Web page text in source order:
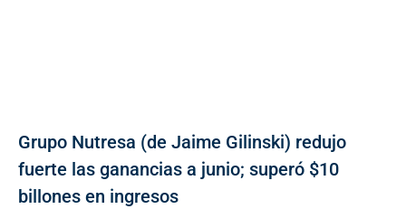
Grupo Nutresa (de Jaime Gilinski) redujo
fuerte las ganancias a junio; superó $10
billones en ingresos